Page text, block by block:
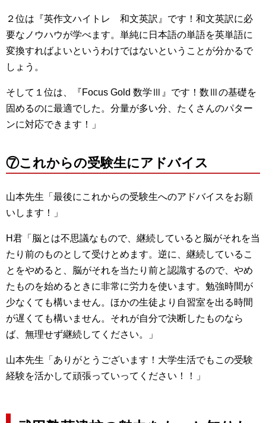
２位は『英作文ハイトレ 和文英訳』です！和文英訳に必
要なノウハウが学べます。単純に日本語の単語を英単語に
変換すればよいというわけではないということが分かるで
しょう。
そして１位は、『Focus Gold 数学Ⅲ』です！数Ⅲの基礎を
固めるのに最適でした。分量が多い分、たくさんのパター
ンに対応できます！」
⑦これからの受験生にアドバイス
山本先生「最後にこれからの受験生へのアドバイスをお願
いします！」
H君「脳とは不思議なもので、継続していると脳がそれを当
たり前のものとして受けとめます。逆に、継続しているこ
とをやめると、脳がそれを当たり前と認識するので、やめ
たものを始めるときに非常に労力を使います。勉強時間が
少なくても構いません。ほかの生徒より自習室を出る時間
が遅くても構いません。それが自分で決断したものなら
ば、無理せず継続してください。」
山本先生「ありがとうございます！大学生活でもこの受験
経験を活かして頑張っていってください！！」